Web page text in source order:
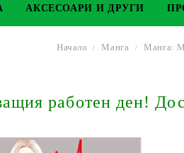
КОЛЕКЦИОНЕРСКИ
YU-
MAGIC: THE
АКСЕСОАРИ И ДРУГИ
КЛЮЧОДЪРЖАТЕЛИ
Начало Манга Манга:
работен ден!